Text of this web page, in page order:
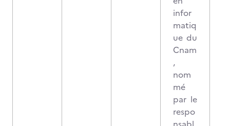
infor
matiq
ue du
Cnam
,
nom
mé
par le
respo